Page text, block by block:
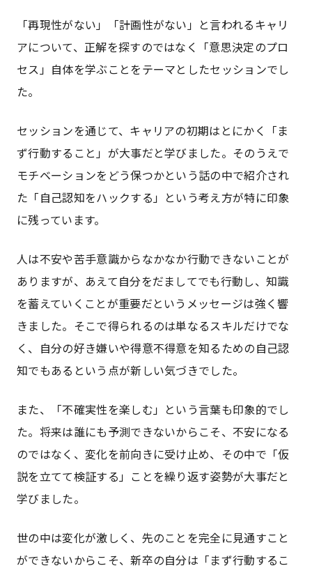
「再現性がない」「計画性がない」と言われるキャリ
アについて、正解を探すのではなく「意思決定のプロ
セス」自体を学ぶことをテーマとしたセッションでし
た。
セッションを通じて、キャリアの初期はとにかく「ま
ず行動すること」が大事だと学びました。そのうえで
モチベーションをどう保つかという話の中で紹介され
た「自己認知をハックする」という考え方が特に印象
に残っています。
人は不安や苦手意識からなかなか行動できないことが
ありますが、あえて自分をだましてでも行動し、知識
を蓄えていくことが重要だというメッセージは強く響
きました。そこで得られるのは単なるスキルだけでな
く、自分の好き嫌いや得意不得意を知るための自己認
知でもあるという点が新しい気づきでした。
また、「不確実性を楽しむ」という言葉も印象的でし
た。将来は誰にも予測できないからこそ、不安になる
のではなく、変化を前向きに受け止め、その中で「仮
説を立てて検証する」ことを繰り返す姿勢が大事だと
学びました。
世の中は変化が激しく、先のことを完全に見通すこと
ができないからこそ、新卒の自分は「まず行動するこ